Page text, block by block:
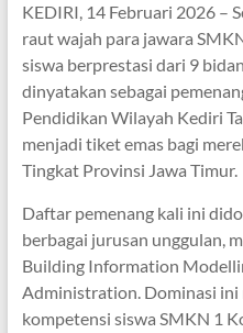
​KEDIRI, 14 Februari 2026 –
raut wajah para jawara
siswa berprestasi dari 9
dinyatakan sebagai
Pendidikan Wilayah Kediri
menjadi tiket emas bagi
Tingkat Provinsi Jawa Timur.
​Daftar pemenang kali ini
berbagai jurusan unggulan,
Building Information
Administration. Dominasi
kompetensi siswa SMKN 1